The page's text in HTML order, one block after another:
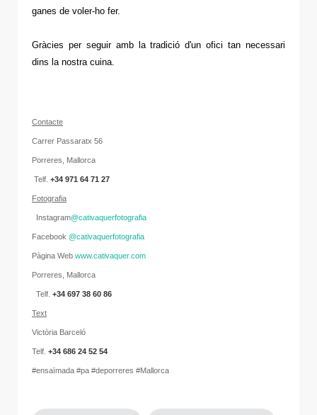
ganes de voler-ho fer.
Gràcies per seguir amb la tradició d'un ofici tan necessari
dins la nostra cuina.
Contacte
Carrer Passaratx 56
Porreres, Mallorca
Telf. +34 971 64 71 27
Fotografia
Instagram@cativaquerfotografia
Facebook @cativaquerfotografia
Pàgina Web www.cativaquer.com
Porreres, Mallorca
Telf. +34 697 38 60 86
Text
Victòria Barceló
Telf. +34 686 24 52 54
#ensaïmada #pa #deporreres #Mallorca